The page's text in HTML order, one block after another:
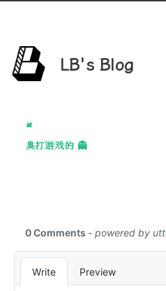
LB's Blog
臭打游戏的 👻